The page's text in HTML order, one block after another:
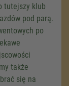
tutejszy klub
pod parą.
po
także
się na